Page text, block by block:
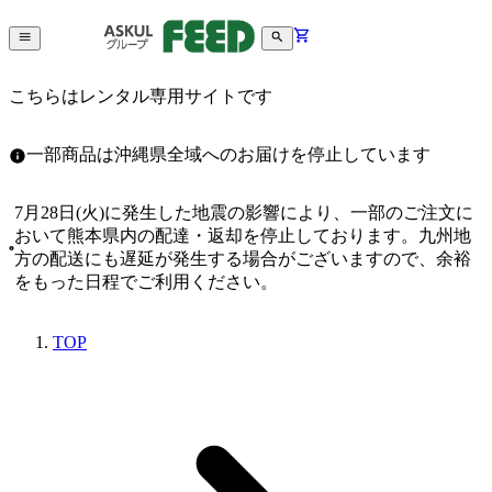
こちらはレンタル専用サイトです
一部商品は沖縄県全域へのお届けを停止しています
7月28日(火)に発生した地震の影響により、一部のご注文に
おいて熊本県内の配達・返却を停止しております。九州地
方の配送にも遅延が発生する場合がございますので、余裕
をもった日程でご利用ください。
TOP